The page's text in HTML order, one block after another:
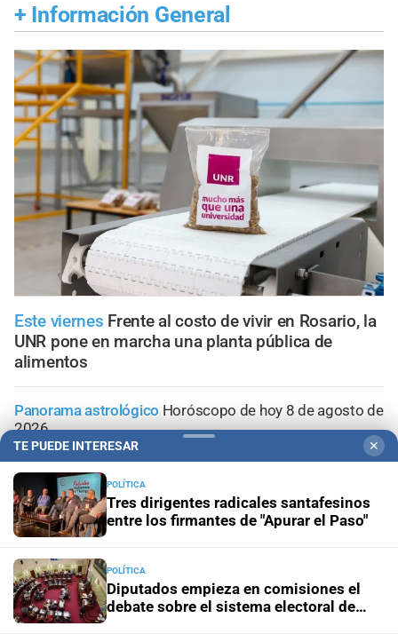
+ Información General
Este viernes Frente al costo de vivir en Rosario, la
UNR pone en marcha una planta pública de
alimentos
Panorama astrológico Horóscopo de hoy 8 de agosto de
2026
Horóscopo del día
agosto de 2026
Horóscopo del día
de agosto de 2026
Horóscopo del díaHoróscopo de hoy para Capricornio:
08 de agosto de 2026
TE PUEDE INTERESAR ✕
POLÍTICA
Tres dirigentes radicales santafesinos
entre los firmantes de "Apurar el Paso"
POLÍTICA
Diputados empieza en comisiones el
debate sobre el sistema electoral de